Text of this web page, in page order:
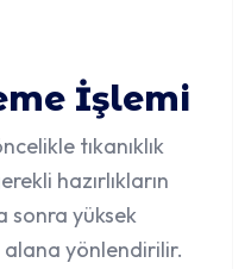
İşlemi
tıkanıklık
hazırlıkların
sonra yüksek
alana yönlendirilir.